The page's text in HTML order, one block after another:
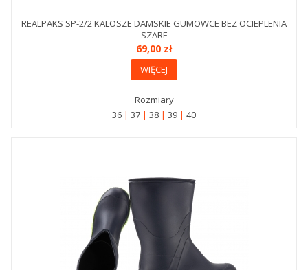
REALPAKS SP-2/2 KALOSZE DAMSKIE GUMOWCE BEZ OCIEPLENIA
SZARE
69,00 zł
WIĘCEJ
Rozmiary
36
37 38 39 40